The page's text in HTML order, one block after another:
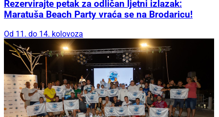
Rezervirajte petak za odličan ljetni izlazak:
Maratuša Beach Party vraća se na Brodaricu!
Od 11. do 14. kolovoza